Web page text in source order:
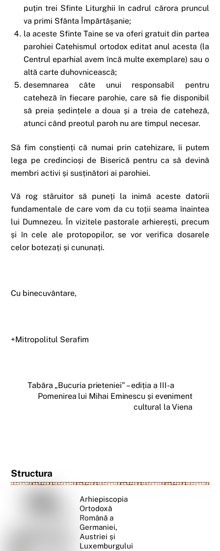
puțin trei Sfinte Liturghii în cadrul cărora pruncul
va primi Sfânta Împărtășanie;
la aceste Sfinte Taine se va oferi gratuit din partea
parohiei Catehismul ortodox editat anul acesta (la
Centrul eparhial avem încă multe exemplare) sau o
altă carte duhovnicească;
desemnarea câte unui responsabil pentru
cateheză în fiecare parohie, care să fie disponibil
să preia ședințele a doua și a treia de cateheză,
atunci când preotul paroh nu are timpul necesar.
Să fim conștienți că numai prin catehizare, îi putem
lega pe credincioși de Biserică pentru ca să devină
membri activi și susținători ai parohiei.
Vă rog stăruitor să puneți la inimă aceste datorii
fundamentale de care vom da cu toții seama înaintea
lui Dumnezeu. În vizitele pastorale arhierești, precum
și în cele ale protopopilor, se vor verifica dosarele
celor botezați și cununați.
Cu binecuvântare,
+Mitropolitul Serafim
Tabăra „Bucuria prieteniei” – ediția a III-a
Pomenirea lui Mihai Eminescu și eveniment
cultural la Viena
Structura
Arhiepiscopia
Ortodoxă
Română a
Germaniei,
Austriei și
Luxemburgului